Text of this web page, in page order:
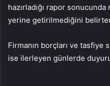
hazırladığı rapor
yerine getirilmediğini
Firmanın borçları ve
ise ilerleyen günlerde